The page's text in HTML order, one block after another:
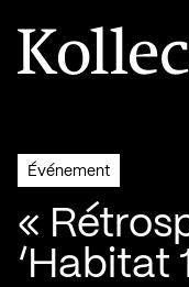
Aller à la page
Logo Kollectif
Événement
«
‘Habitat